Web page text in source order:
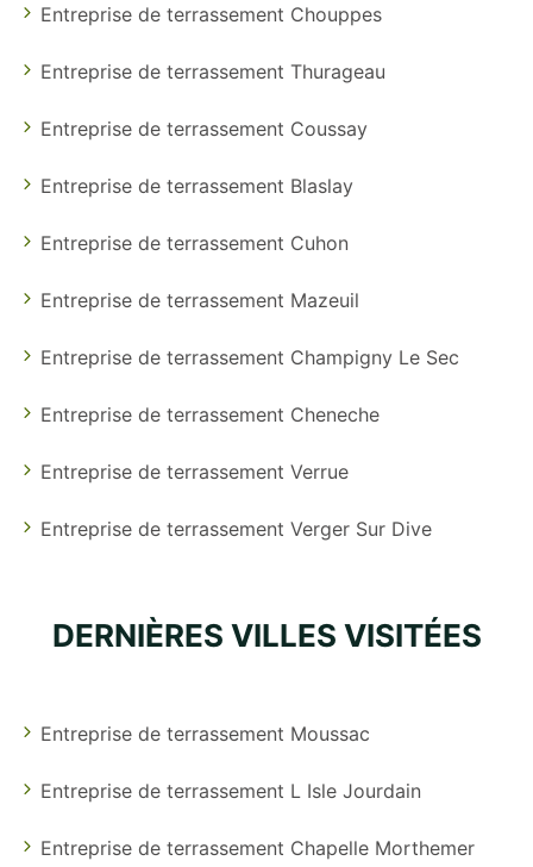
Entreprise de terrassement Chouppes
Entreprise de terrassement Thurageau
Entreprise de terrassement Coussay
Entreprise de terrassement Blaslay
Entreprise de terrassement Cuhon
Entreprise de terrassement Mazeuil
Entreprise de terrassement Champigny Le Sec
Entreprise de terrassement Cheneche
Entreprise de terrassement Verrue
Entreprise de terrassement Verger Sur Dive
DERNIÈRES VILLES VISITÉES
Entreprise de terrassement Moussac
Entreprise de terrassement L Isle Jourdain
Entreprise de terrassement Chapelle Morthemer